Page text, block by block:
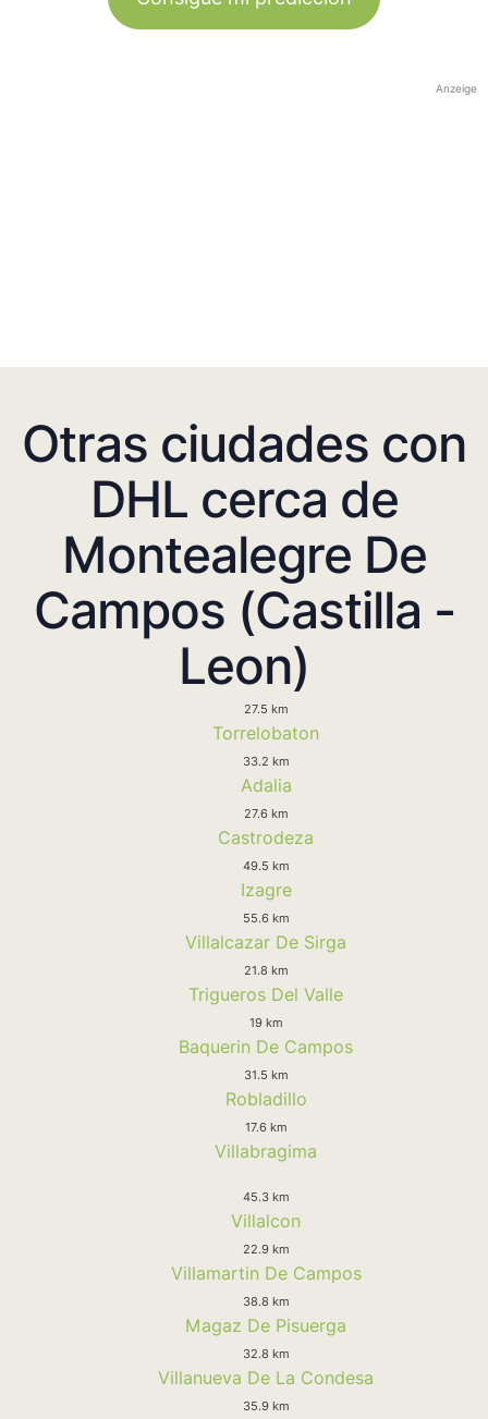
Anzeige
Otras ciudades con
DHL cerca de
Montealegre De
Campos (Castilla -
Leon)
27.5 km
Torrelobaton
33.2 km
Adalia
27.6 km
Castrodeza
49.5 km
Izagre
55.6 km
Villalcazar De Sirga
21.8 km
Trigueros Del Valle
19 km
Baquerin De Campos
31.5 km
Robladillo
17.6 km
Villabragima
45.3 km
Villalcon
22.9 km
Villamartin De Campos
38.8 km
Magaz De Pisuerga
32.8 km
Villanueva De La Condesa
35.9 km